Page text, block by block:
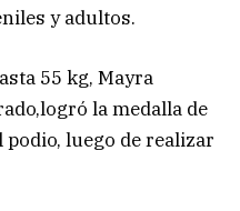
y adultos.
55 kg, Mayra
la medalla de
luego de realizar